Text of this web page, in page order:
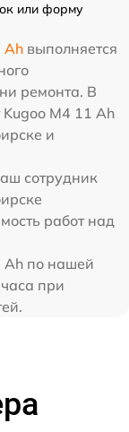
или форму
Ah выполняется
ремонта. В
M4 11 Ah
и
сотрудник
работ над
Ah по нашей
при